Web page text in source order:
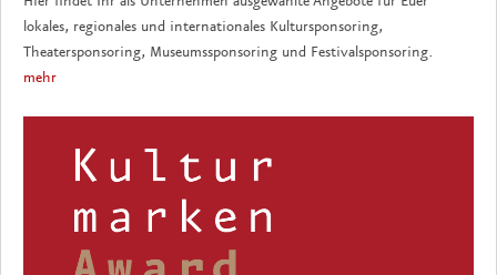
lokales, regionales und internationales Kultursponsoring,
Theatersponsoring, Museumssponsoring und Festivalsponsoring.
mehr